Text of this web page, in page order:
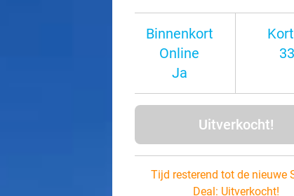
Binnenkort
Online
Ja
Uitverkocht!
Tijd resterend tot de nieuwe
Deal: Uitverkocht!